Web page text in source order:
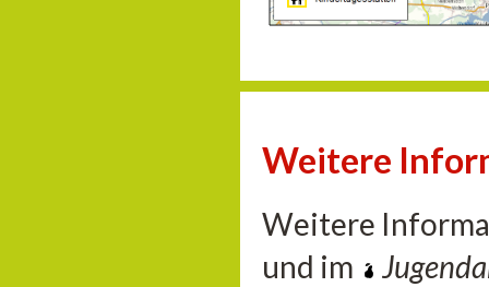
Weitere
Weitere
und im